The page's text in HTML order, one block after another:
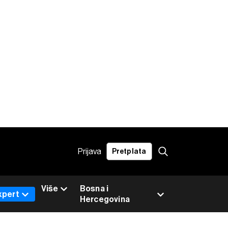
Prijava Pretplata
Bosna i
Hercegovina
Više